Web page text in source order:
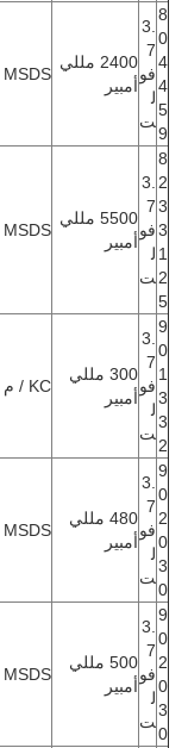
8
0
4
4
5
9
3.
7
فو
ل
ت
2400 مللي
أمبير
8
2
3
3
1
2
5
3.
7
فو
ل
ت
5500 مللي
أمبير
9
0
1
3
3
2
3.
7
فو
ل
ت
300 مللي
أمبير
KC / م
9
0
2
0
3
0
3.
7
فو
ل
ت
480 مللي
أمبير
MSDS
9
0
2
0
3
0
3.
7
فو
ل
ت
500 مللي
أمبير